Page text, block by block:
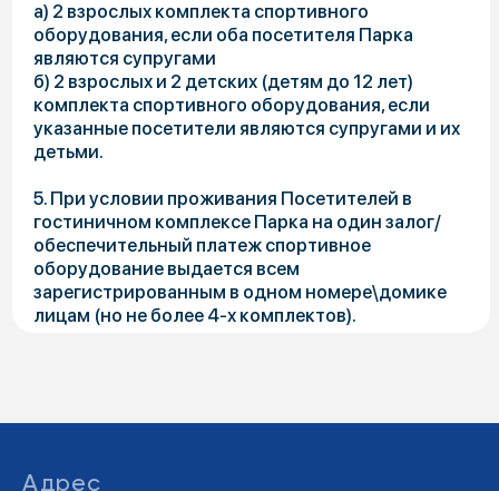
Детям
Фотосессии
Рум сервис
Правила
Правила посещения
Цены на услуги проката
Правила пользования зонами
барбекю и беседками